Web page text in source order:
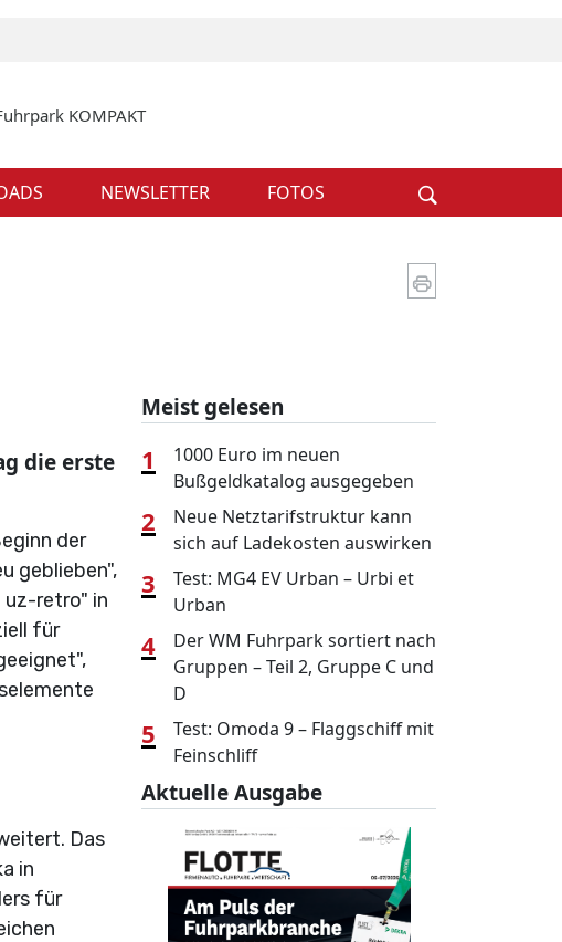
KOMPAKT
NEWSLETTER FOTOS
die erste
der
geblieben",
uz-retro" in
für
Das
in
für
Meist gelesen
1
1000 Euro im neuen
Bußgeldkatalog ausgegeben
2
Neue Netztarifstruktur kann
sich auf Ladekosten auswirken
3
Test: MG4 EV Urban – Urbi et
Urban
4
Der WM Fuhrpark sortiert nach
Gruppen – Teil 2, Gruppe C und
D
5
Test: Omoda 9 – Flaggschiff mit
Feinschliff
Aktuelle Ausgabe